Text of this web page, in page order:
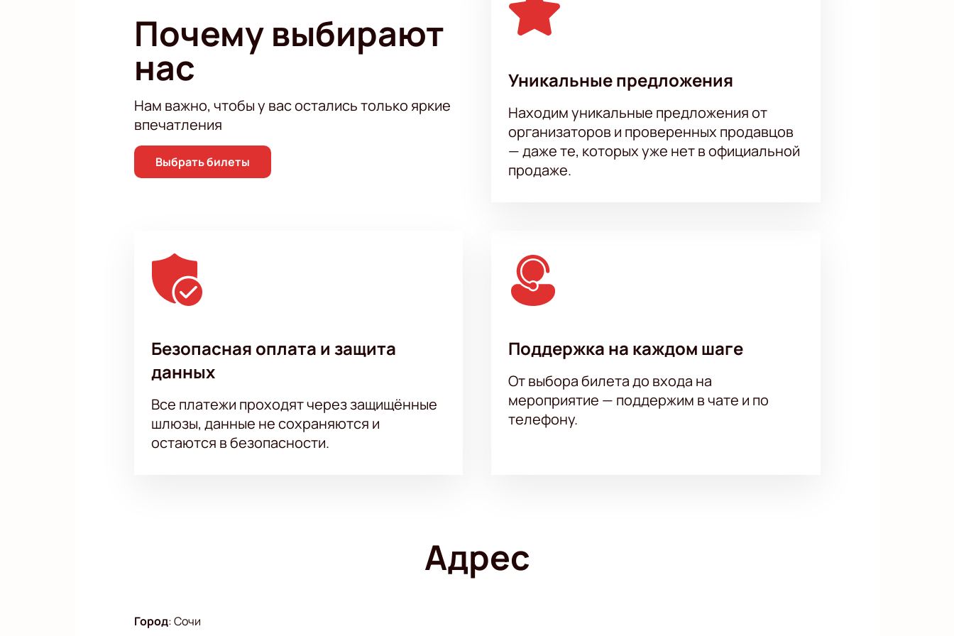
Почему выбирают
нас
Нам важно, чтобы у вас остались только яркие
впечатления
Выбрать билеты
Уникальные предложения
Находим уникальные предложения от
организаторов и проверенных продавцов
— даже те, которых уже нет в официальной
продаже.
Безопасная оплата и защита
данных
Все платежи проходят через защищённые
шлюзы, данные не сохраняются и
остаются в безопасности.
Поддержка на каждом шаге
От выбора билета до входа на
мероприятие — поддержим в чате и по
телефону.
Адрес
Город:Сочи